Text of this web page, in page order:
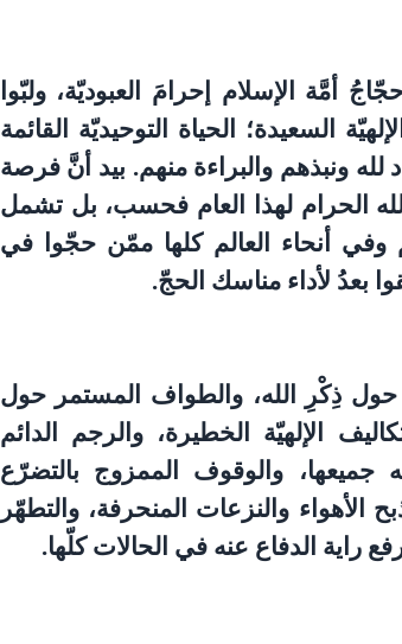
أمَّة الإسلام إحرامَ العبوديّة، ولبّوا
السعيدة؛ الحياة التوحيديّة القائمة
ونبذهم والبراءة منهم. بيد أنَّ فرصة
الحرام لهذا العام فحسب، بل تشمل
وفي أنحاء العالم كلها ممّن حجّوا في
بعدُ لأداء مناسك الحجّ.
ذِكْرِ الله، والطواف المستمر حول
الإلهيّة الخطيرة، والرجم الدائم
جميعها، والوقوف الممزوج بالتضرّع
الأهواء والنزعات المنحرفة، والتطهّر
راية الدفاع عنه في الحالات كلّها.